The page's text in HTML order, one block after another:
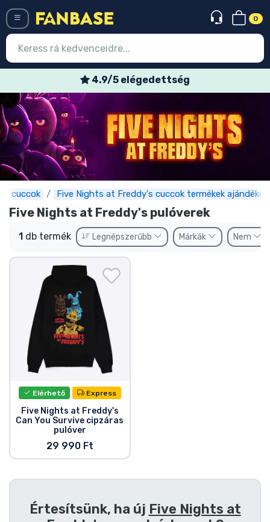
0
4.9/5 elégedettség
cuccok Five Nights at Freddy's cuccok termékek ajándékok
Five Nights at Freddy's pulóverek
1 db termék Legnépszerűbb Márkák Nem
Elérhető Express
Five Nights at Freddy's
Can You Survive cipzáras
pulóver
29 990 Ft
Értesítsünk, ha új Five Nights at
Belépés
Legújabb cuccok
Akciós ajánlatok
Express szállítás
Előrendelhető cuccok
Outlet cuccok
Ajándékkártya
Szállítás és fizetés
Sorozatos cuccok
Filmes cuccok
Mesés cuccok
Animés cuccok
Sportos cuccok